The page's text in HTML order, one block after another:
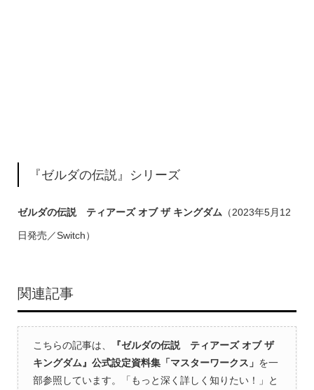
『ゼルダの伝説』シリーズ
ゼルダの伝説 ティアーズ オブ ザ キングダム（2023年5月12
日発売／Switch）
関連記事
こちらの記事は、
『ゼルダの伝説 ティアーズ オブ ザ
キングダム』公式設定資料集「マスターワークス」 を一
部参照しています。「もっと深く詳しく知りたい！」と